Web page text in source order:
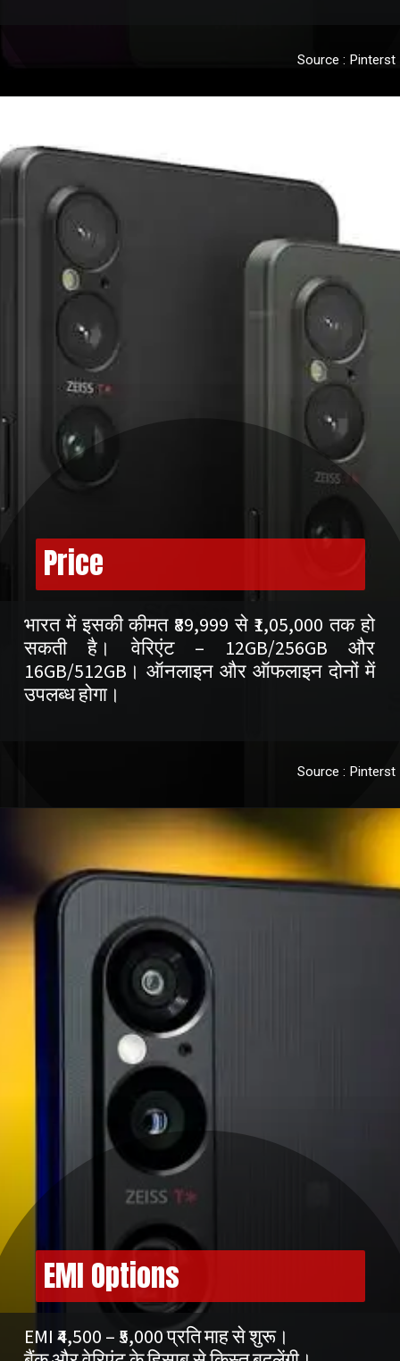
Source : Pinterst
Price
भारत में इसकी कीमत ₹89,999 से ₹1,05,000 तक हो
सकती है। वेरिएंट – 12GB/256GB और
16GB/512GB। ऑनलाइन और ऑफलाइन दोनों में
उपलब्ध होगा।
Source : Pinterst
EMI Options
EMI ₹4,500 – ₹5,000 प्रति माह से शुरू।